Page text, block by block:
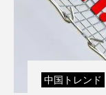
中国トレンド